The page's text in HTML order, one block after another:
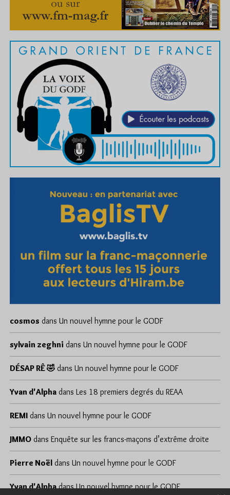
cosmos dans Un nouvel hymne pour le GODF
sylvain zeghni dans Un nouvel hymne pour le GODF
DÉSAP RÊ 🤣 dans Un nouvel hymne pour le GODF
Yvan d'Alpha dans Les 18 premiers degrés du REAA
REMI dans Un nouvel hymne pour le GODF
JMMO dans Enquête sur les francs-maçons d’extrême droite
Pierre Noël dans Un nouvel hymne pour le GODF
Yvan d'AlphadansUn nouvel hymne pour le GODF